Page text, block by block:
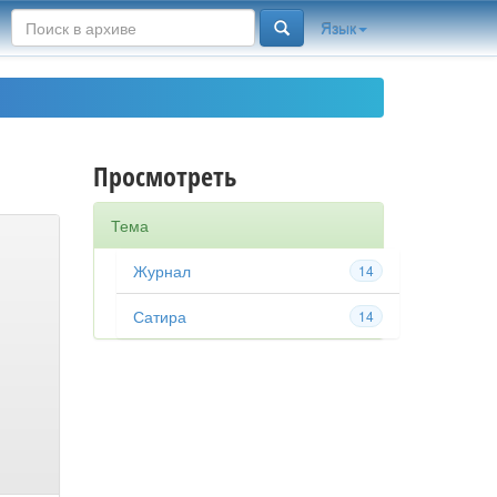
Язык
Просмотреть
Тема
14
Журнал
14
Сатира